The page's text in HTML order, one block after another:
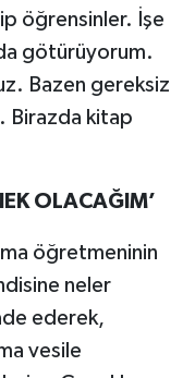
öğrensinler. İşe
götürüyorum.
Bazen gereksiz
Birazda kitap
OLACAĞIM’
öğretmeninin
neler
ederek,
vesile